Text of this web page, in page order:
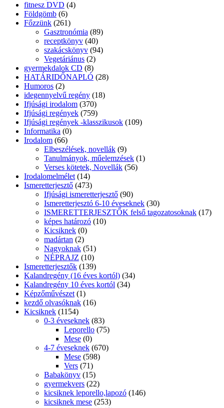
fitnesz DVD (4)
Földgömb (6)
Főzzünk (261)
Gasztronómia (89)
receptkönyv (40)
szakácskönyv (94)
Vegetáriánus (2)
gyermekdalok CD (8)
HATÁRIDŐNAPLÓ (28)
Humoros (2)
idegennyelvű regény (18)
Ifjúsági irodalom (370)
Ifjúsági regények (759)
Ifjúsági regények -klasszikusok (109)
Informatika (0)
Irodalom (66)
Elbeszélések, novellák (9)
Tanulmányok, műelemzések (1)
Verses kötetek, Novellák (56)
Irodalomelmélet (14)
Ismeretterjesztő (473)
Ifjúsági ismeretterjesztő (90)
Ismeretterjesztó 6-10 éveseknek (30)
ISMERETTERJESZTŐK felső tagozatosoknak (17)
képes határozó (10)
Kicsiknek (0)
madártan (2)
Nagyoknak (51)
NÉPRAJZ (10)
Ismeretterjesztők (139)
Kalandregény (16 éves kortól) (34)
Kalandregény 10 éves kortól (34)
Képzőművészet (1)
kezdő olvasóknak (16)
Kicsiknek (1154)
0-3 éveseknek (83)
Leporello (75)
Mese (0)
4-7 éveseknek (670)
Mese (598)
Vers (71)
Babakönyv (15)
gyermekvers (22)
kicsiknek leporello,lapozó (146)
kicsiknek mese (253)